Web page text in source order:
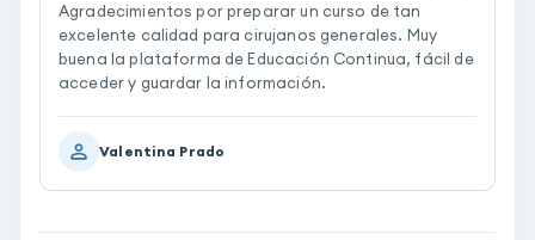
Agradecimientos por preparar un curso de tan
excelente calidad para cirujanos generales. Muy
buena la plataforma de Educación Continua, fácil de
acceder y guardar la información.
Valentina Prado